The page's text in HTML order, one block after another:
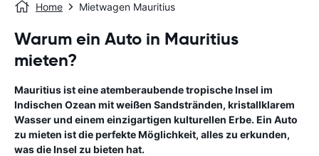
Home Mietwagen Mauritius
Warum ein Auto in Mauritius
mieten?
Mauritius ist eine atemberaubende tropische Insel im
Indischen Ozean mit weißen Sandstränden, kristallklarem
Wasser und einem einzigartigen kulturellen Erbe. Ein Auto
zu mieten ist die perfekte Möglichkeit, alles zu erkunden,
was die Insel zu bieten hat.